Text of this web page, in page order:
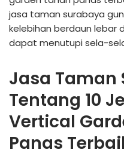
jasa taman surabaya
kelebihan berdaun lebar
dapat menutupi sela-
Jasa Taman
Tentang 10
Vertical
Panas